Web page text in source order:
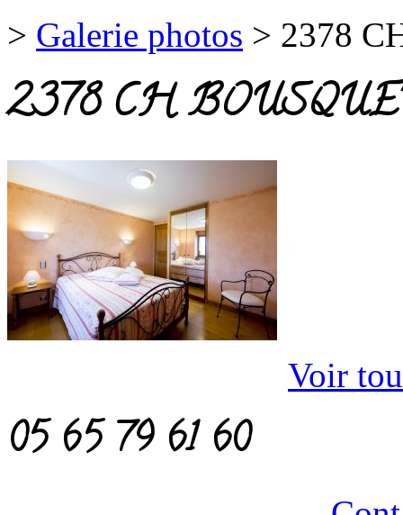
> Galerie photos > 2378
2378 CH
Voir
05 65 79 61 60